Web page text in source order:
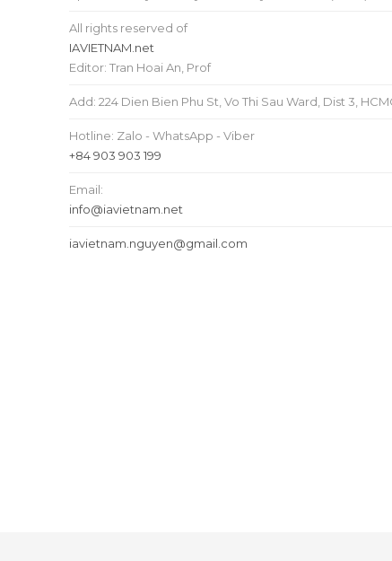
All rights reserved of
IAVIETNAM.net
Editor: Tran Hoai An, Prof
Add: 224 Dien Bien Phu St, Vo Thi Sau Ward, Dist 3,
Hotline: Zalo - WhatsApp - Viber
+84 903 903 199
Email:
info@iavietnam.net
iavietnam.nguyen@gmail.com